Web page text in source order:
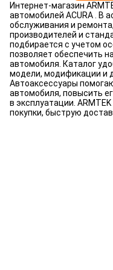
Интернет-магазин
автомобилей ACURA . В
обслуживания и
производителей и
подбирается с учетом
позволяет обеспечить
автомобиля. Каталог
модели, модификации и
Автоаксессуары
автомобиля, повысить
в эксплуатации.
покупки, быструю